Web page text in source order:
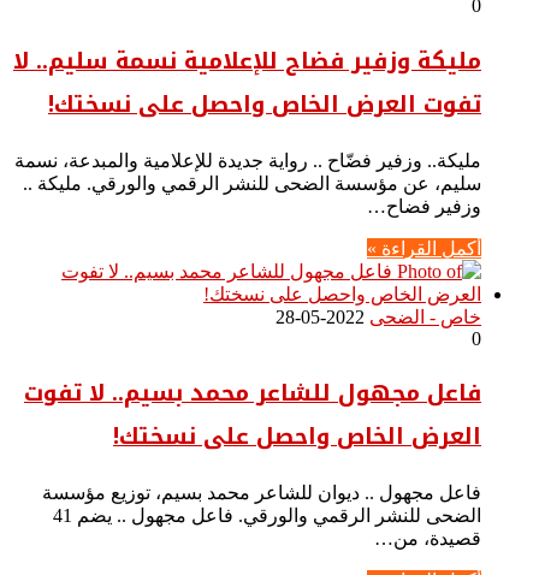
0
مليكة وزفير فضاح للإعلامية نسمة سليم.. لا
تفوت العرض الخاص واحصل على نسختك!
مليكة.. وزفير فضّاح .. رواية جديدة للإعلامية والمبدعة، نسمة
سليم، عن مؤسسة الضحى للنشر الرقمي والورقي. مليكة ..
وزفير فضاح…
أكمل القراءة »
خاص - الضحى 2022-05-28
0
فاعل مجهول للشاعر محمد بسيم.. لا تفوت
العرض الخاص واحصل على نسختك!
فاعل مجهول .. ديوان للشاعر محمد بسيم، توزيع مؤسسة
الضحى للنشر الرقمي والورقي. فاعل مجهول .. يضم 41
قصيدة، من…